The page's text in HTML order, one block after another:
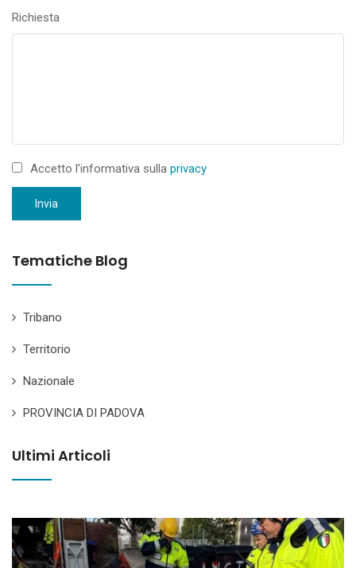
Richiesta
Accetto l'informativa sulla privacy
Invia
Tematiche Blog
Tribano
Territorio
Nazionale
PROVINCIA DI PADOVA
Ultimi Articoli